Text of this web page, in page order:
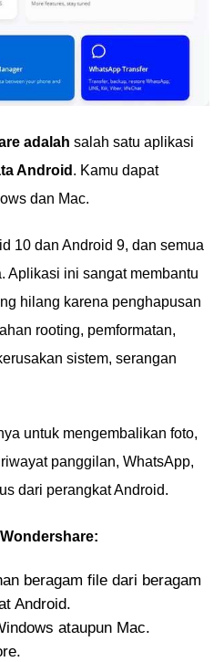
adalah salah satu aplikasi
Android . Kamu dapat
dan Mac.
10 dan Android 9, dan semua
Aplikasi ini sangat membantu
hilang karena penghapusan
rooting, pemformatan,
sistem, serangan
untuk mengembalikan foto,
panggilan, WhatsApp,
dari perangkat Android.
beragam file dari beragam
Android.
ataupun Mac.